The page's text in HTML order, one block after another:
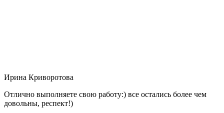
Ирина Криворотова
Отлично выполняете свою работу:) все остались более чем
довольны, респект!)